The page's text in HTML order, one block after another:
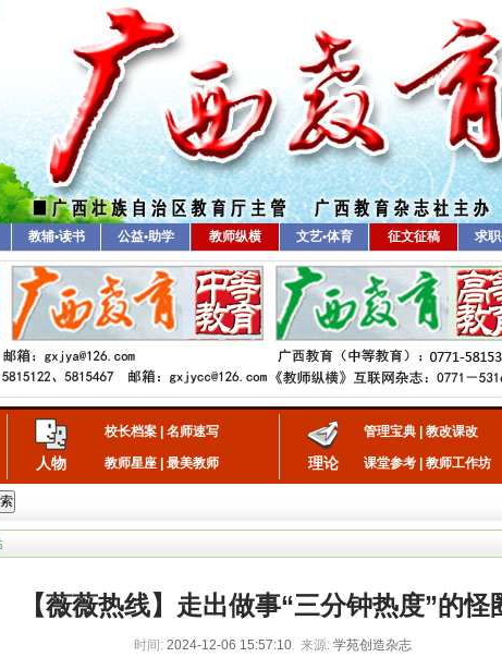
教辅•读书 公益•助学 教师纵横 文艺•体育 征文征稿 求
人物
校长档案 名师速写
教师星座 最美教师 理论
管理宝典 教改课改
课堂参考 教师工作坊
【薇薇热线】走出做事“三分钟热度”的怪
时间: 2024-12-06 15:57:10 来源: 学苑创造杂志